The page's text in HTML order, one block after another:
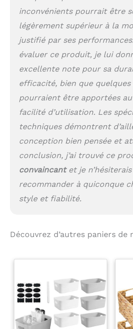
inconvénients pourrait être
légèrement supérieur à la
justifié par ses
évaluer ce produit, je lui
excellente note pour sa
efficacité, bien que
pourraient être apportées
facilité d’utilisation. Les
techniques démontrent
conception bien pensée et
conclusion, j’ai trouvé ce
convaincantet je
recommander à quiconque
style et fiabilité.
Découvrez d’autres paniers de